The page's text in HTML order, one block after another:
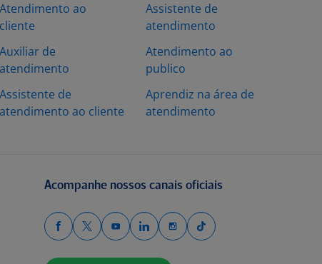
Atendimento ao
cliente
Auxiliar de
atendimento
Assistente de
atendimento ao cliente
Assistente de
atendimento
Atendimento ao
publico
Aprendiz na área de
atendimento
Acompanhe nossos canais oficiais